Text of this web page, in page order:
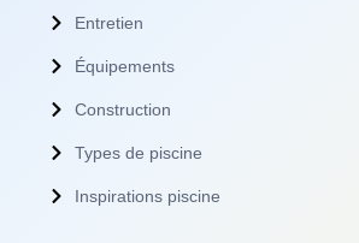
Entretien
Équipements
Construction
Types de piscine
Inspirations piscine